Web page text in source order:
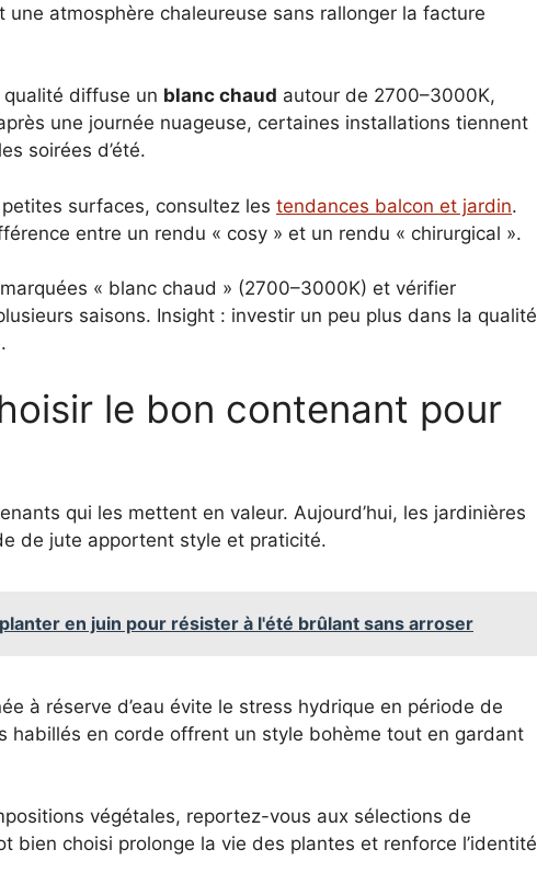
atmosphère chaleureuse sans rallonger la facture
diffuse un blanc chaud autour de 2700–3000K,
une journée nuageuse, certaines installations tiennent
soirées d’été.
surfaces, consultez les tendances balcon et jardin.
entre un rendu « cosy » et un rendu « chirurgical ».
« blanc chaud » (2700–3000K) et vérifier
saisons. Insight : investir un peu plus dans la qualité
le bon contenant pour
qui les mettent en valeur. Aujourd’hui, les jardinières
de jute apportent style et praticité.
en juin pour résister à l'été brûlant sans arroser
à réserve d’eau évite le stress hydrique en période de
habillés en corde offrent un style bohème tout en gardant
végétales, reportez-vous aux sélections de
bien choisi prolonge la vie des plantes et renforce l’identité